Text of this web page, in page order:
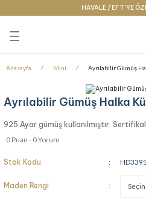
HAVALE / EFT’YE
Geri Dön
Geri Dön
Geri Dön
Anasayfa Mini Ayrılabilir Gümüş
Ayrılabilir Gümüş Halka
925 Ayar gümüş kullanılmıştır.
0 Puan - 0 Yorum
Stok Kodu HD3395
Maden Rengi